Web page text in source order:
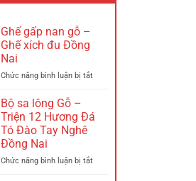
1.885.000 VND.
Ghế gấp nan gỗ –
Ghế xích đu Đồng
Nai
Chức năng bình luận bị tắtở
nan
gỗ
xích
Bộ sa lông Gỗ –
Triện 12 Hương Đá
Tó Đào Tay Nghê
Đồng Nai
Chức năng bình luận bị tắtở